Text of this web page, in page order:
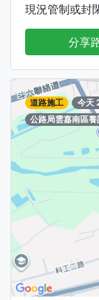
現況管制或封
分享
道路施工 今天
公路局雲嘉南區